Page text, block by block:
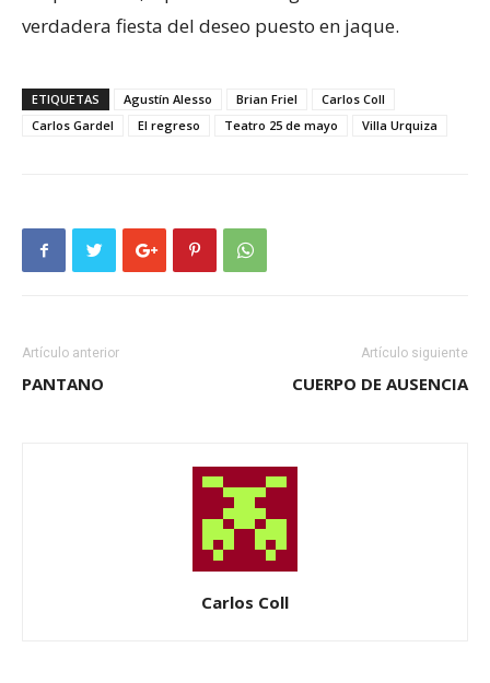
verdadera fiesta del deseo puesto en jaque.
ETIQUETAS Agustín Alesso Brian Friel
Carlos Coll
Carlos Gardel
El regreso Teatro 25 de mayo Villa Urquiza
Artículo anterior
PANTANO
Artículo siguiente
CUERPO DE AUSENCIA
Carlos Coll